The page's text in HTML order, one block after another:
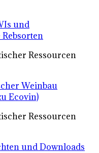
und
Ressourcen
Weinbau
Ecovin)
Ressourcen
und Downloads